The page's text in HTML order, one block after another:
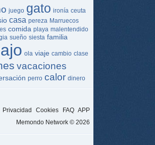
juego gato ironía ceuta
casa pereza Marruecos
comida playa malentendido
sueño siesta familia
ola viaje cambio clase
vacaciones
perro calor dinero
Privacidad Cookies FAQ APP
Memondo Network © 2026